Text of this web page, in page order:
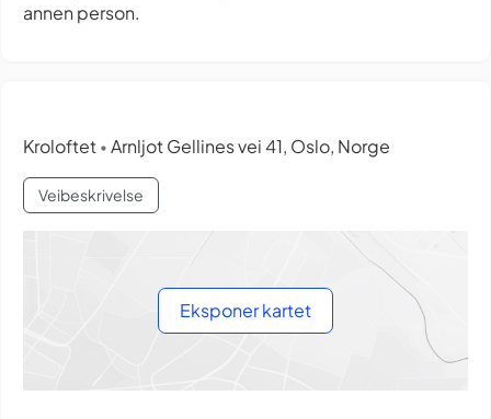
annen person.
Kroloftet • Arnljot Gellines vei 41, Oslo, Norge
Veibeskrivelse
Eksponer kartet